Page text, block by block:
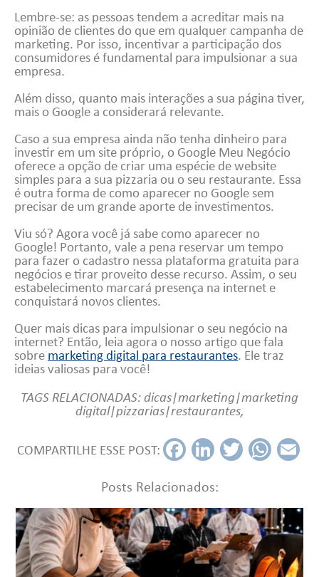
Lembre-se: as pessoas tendem a acreditar mais na
opinião de clientes do que em qualquer campanha de
marketing. Por isso, incentivar a participação dos
consumidores é fundamental para impulsionar a sua
empresa.
Além disso, quanto mais interações a sua página tiver,
mais o Google a considerará relevante.
Caso a sua empresa ainda não tenha dinheiro para
investir em um site próprio, o Google Meu Negócio
oferece a opção de criar uma espécie de website
simples para a sua pizzaria ou o seu restaurante. Essa
é outra forma de como aparecer no Google sem
precisar de um grande aporte de investimentos.
Viu só? Agora você já sabe como aparecer no
Google! Portanto, vale a pena reservar um tempo
para fazer o cadastro nessa plataforma gratuita para
negócios e tirar proveito desse recurso. Assim, o seu
estabelecimento marcará presença na internet e
conquistará novos clientes.
Quer mais dicas para impulsionar o seu negócio na
internet? Então, leia agora o nosso artigo que fala
sobremarketing digital para restaurantes. Ele traz
ideias valiosas para você!
TAGS RELACIONADAS:dicas|marketing|marketing
digital|pizzarias|restaurantes,
COMPARTILHE ESSE POST:
Fac
ok
Link
n
Twit Wh Em
Posts Relacionados: